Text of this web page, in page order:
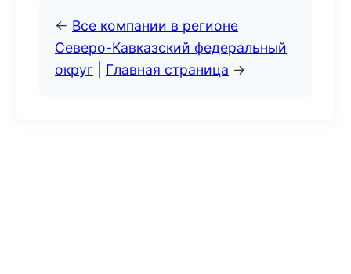
← Все компании в регионе
Северо-Кавказский федеральный
округ
Главная страница →